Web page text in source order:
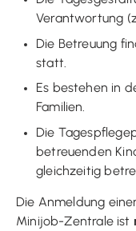
Verantwortung
Die Betreuung
statt.
Es bestehen in
Familien.
Die
betreuenden
gleichzeitig
Die Anmeldung
Minijob-Zentrale ist